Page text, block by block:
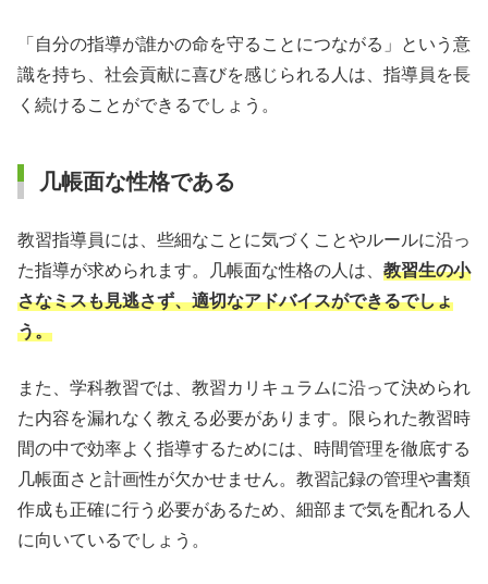
「自分の指導が誰かの命を守ることにつながる」という意
識を持ち、社会貢献に喜びを感じられる人は、指導員を長
く続けることができるでしょう。
几帳面な性格である
教習指導員には、些細なことに気づくことやルールに沿っ
た指導が求められます。几帳面な性格の人は、 教習生の小
さなミスも見逃さず、適切なアドバイスができるでしょ
う。
また、学科教習では、教習カリキュラムに沿って決められ
た内容を漏れなく教える必要があります。限られた教習時
間の中で効率よく指導するためには、時間管理を徹底する
几帳面さと計画性が欠かせません。教習記録の管理や書類
作成も正確に行う必要があるため、細部まで気を配れる人
に向いているでしょう。